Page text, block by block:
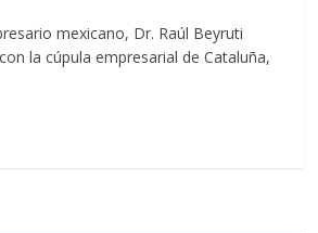
mexicano, Dr. Raúl Beyruti
la cúpula empresarial de Cataluña,